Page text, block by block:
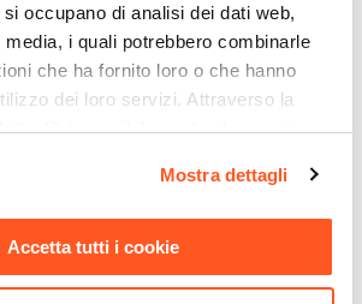
occupano di analisi dei dati web,
i quali potrebbero combinarle
che ha fornito loro o che hanno
dei loro servizi. Attraverso la
è possibile gestire le proprie
informazioni si invita a leggere la
.
Mostra dettagli
Accetta tutti i cookie
CODICE:KL-PTB
Pouf nuvola con maxi
tessuto teddy bianco -
Klimar
€ 63,00